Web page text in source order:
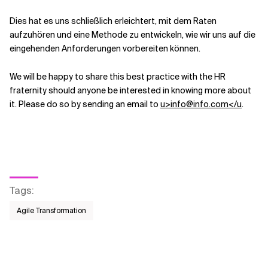
Dies hat es uns schließlich erleichtert, mit dem Raten
aufzuhören und eine Methode zu entwickeln, wie wir uns auf die
eingehenden Anforderungen vorbereiten können.
We will be happy to share this best practice with the HR
fraternity should anyone be interested in knowing more about
it. Please do so by sending an email to u>info@info.com</u.
Tags:
Agile Transformation